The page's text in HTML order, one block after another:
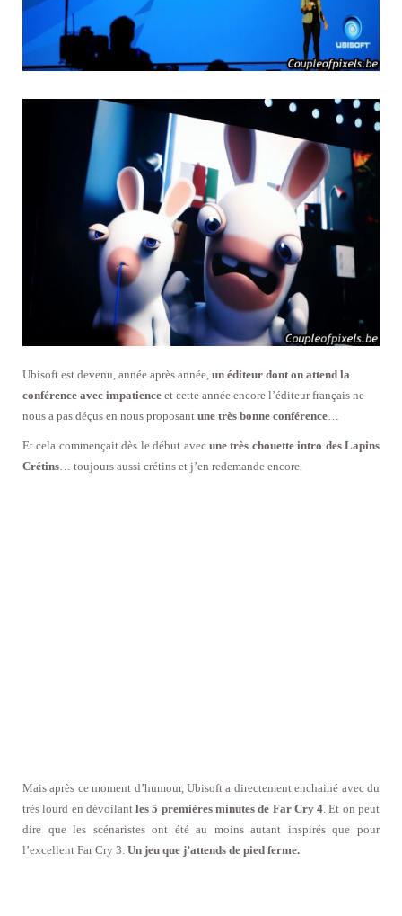
Ubisoft est devenu, année après année, un éditeur dont on attend la
conférence avec impatience et cette année encore l’éditeur français ne
nous a pas déçus en nous proposant une très bonne conférence…
Et cela commençait dès le début avec une très chouette intro des Lapins
Crétins… toujours aussi crétins et j’en redemande encore.
Mais après ce moment d’humour, Ubisoft a directement enchainé avec du
très lourd en dévoilantles 5 premières minutes de Far Cry 4. Et on peut
dire que les scénaristes ont été au moins autant inspirés que pour
l’excellent Far Cry 3. Un jeu que j’attends de pied ferme.